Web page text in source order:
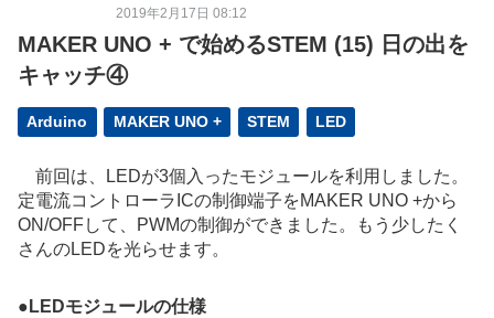
2019年2月17日 08:12
MAKER UNO + で始めるSTEM (15) 日の出を
キャッチ④
Arduino MAKER UNO + STEM LED
前回は、LEDが3個入ったモジュールを利用しました。
定電流コントローラICの制御端子をMAKER UNO +から
ON/OFFして、PWMの制御ができました。もう少したく
さんのLEDを光らせます。
● LEDモジュールの仕様